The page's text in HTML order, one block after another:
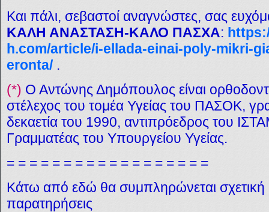
Και πάλι, σεβαστοί αναγνώστες, σας
ΚΑΛΗ ΑΝΑΣΤΑΣΗ-ΚΑΛΟ ΠΑΣΧΑ:
h.com/article/i-ellada-einai-poly-mikri-
eronta/ .
(*) Ο Αντώνης Δημόπουλος είναι
στέλεχος του τομέα Υγείας του ΠΑΣΟΚ,
δεκαετία του 1990, αντιπρόεδρος του
Γραμματέας του Υπουργείου Υγείας.
= = = = = = = = = = = = = = = = = =
Κάτω από εδώ θα συμπληρώνεται σχετική
παρατηρήσεις